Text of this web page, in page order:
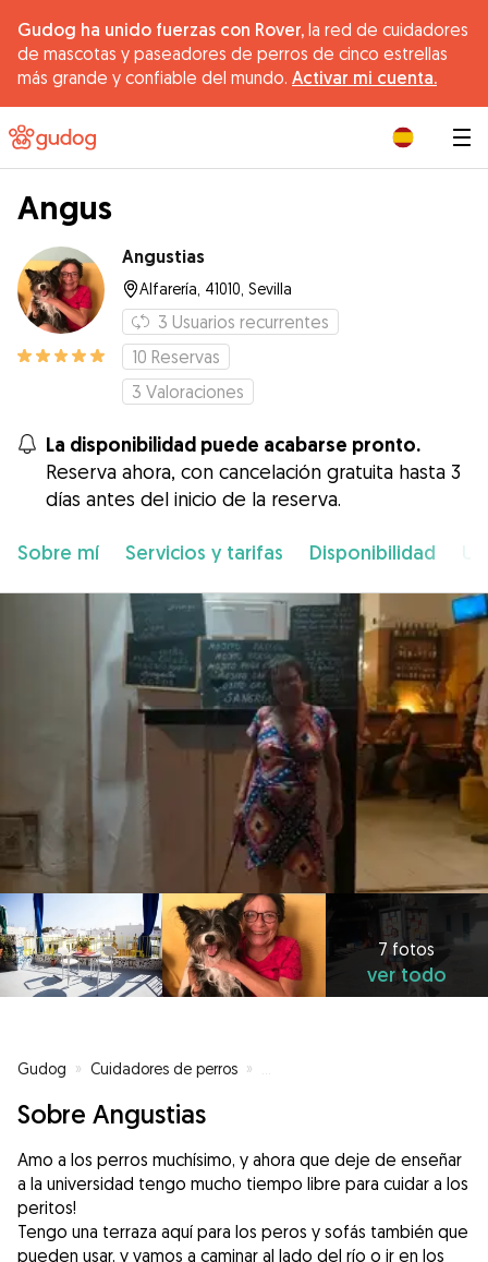
Gudog ha unido fuerzas con Rover, la red de cuidadores
de mascotas y paseadores de perros de cinco estrellas
más grande y confiable del mundo. Activar mi cuenta.
Angus
Angustias
Alfarería, 41010, Sevilla
3 Usuarios recurrentes
10 Reservas
3 Valoraciones
La disponibilidad puede acabarse pronto.
Reserva ahora, con cancelación gratuita hasta 3
días antes del inicio de la reserva.
Sobre mí Servicios y tarifas Disponibilidad
7 fotos
ver todo
Gudog » Cuidadores de perros »
Sobre Angustias
Amo a los perros muchísimo, y ahora que deje de enseñar
a la universidad tengo mucho tiempo libre para cuidar a los
peritos!
Tengo una terraza aquí para los peros y sofás también que
pueden usar, y vamos a caminar al lado del río o ir en los